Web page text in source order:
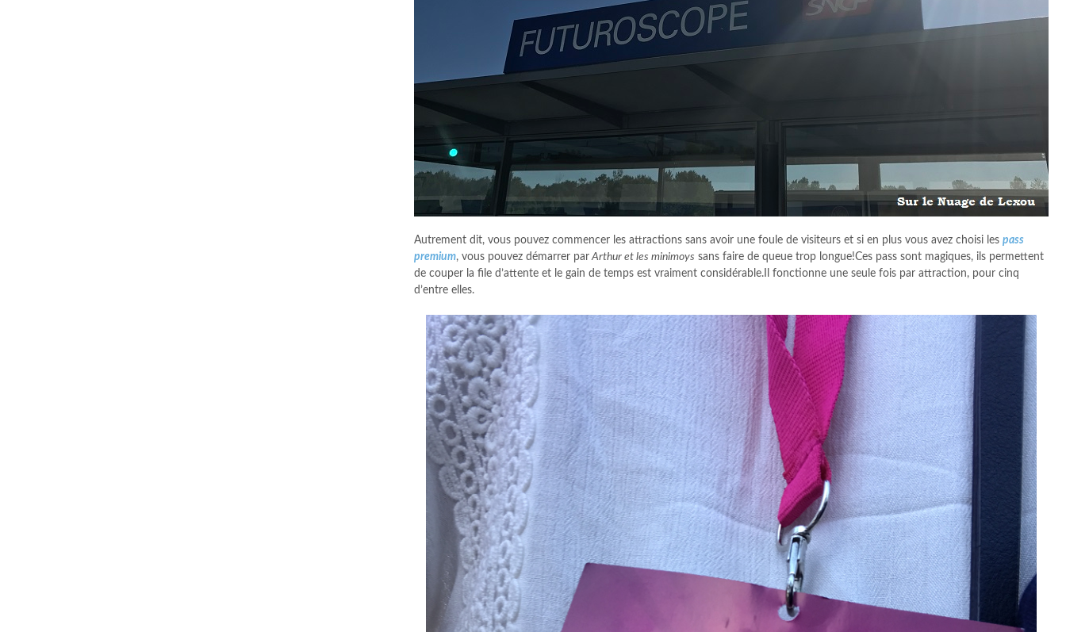
Autrement dit, vous pouvez commencer les attractions sans avoir une foule de visiteurs et si en plus vous avez choisi les pass
premium, vous pouvez démarrer parArthur et les minimoys sans faire de queue trop longue!Ces pass sont magiques, ils permettent
de couper la file d’attente et le gain de temps est vraiment considérable.Il fonctionne une seule fois par attraction, pour cinq
d’entre elles.